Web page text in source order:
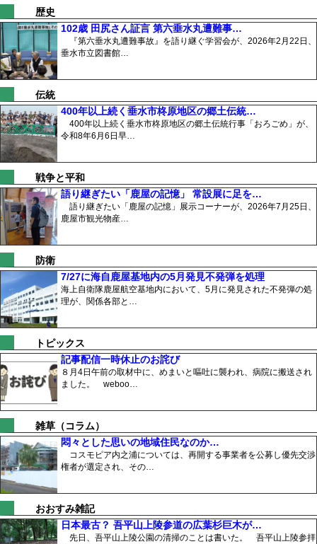
歴史
102歳 田尻さん証言 第六垂水丸遭難事…
『第六垂水丸遭難事故』を語り継ぐ学習会が、2026年2月22日、
垂水市立図書館…
伝統
400年以上続く垂水市柊原地区の郷土伝統…
400年以上続く垂水市柊原地区の郷土伝統行事「おろごめ」が、
令和8年6月6日早…
戦争と平和
語り継ぎたい「鹿屋の記憶」 常設展に足を…
語り継ぎたい「鹿屋の記憶」展示コーナーが、2026年7月25日、
鹿屋市観光物産…
防衛
7/27に海自鹿屋基地内の5月発見不発弾を処理
海上自衛隊鹿屋航空基地内において、5月に発見された不発弾の処
理が、関係各部と…
トピックス
記事配信一時休止のお詫び
８月4日午前の取材中に、めまいと嘔吐に襲われ、病院に搬送され
ました。 weboo…
雑草（コラム）
悶々とした思いの地域住民なのか…
コスモピア内之浦については、再開する事業者を公募し優先交渉
権者が選定され、その…
おおすみ雑記
日本最古？ 吾平山上陵参道の広葉杉巨木が…
先日、吾平山上陵公園の清掃のことは書いた。 吾平山上陵参拝